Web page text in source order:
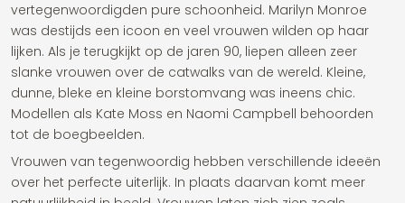
vertegenwoordigden pure schoonheid. Marilyn Monroe
was destijds een icoon en veel vrouwen wilden op haar
lijken. Als je terugkijkt op de jaren 90, liepen alleen zeer
slanke vrouwen over de catwalks van de wereld. Kleine,
dunne, bleke en kleine borstomvang was ineens chic.
Modellen als Kate Moss en Naomi Campbell behoorden
tot de boegbeelden.
Vrouwen van tegenwoordig hebben verschillende ideeën
over het perfecte uiterlijk. In plaats daarvan komt meer